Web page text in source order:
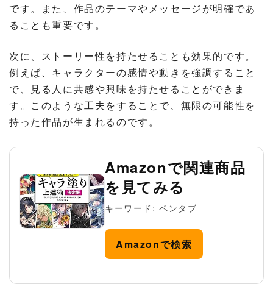
です。また、作品のテーマやメッセージが明確であ
ることも重要です。
次に、ストーリー性を持たせることも効果的です。
例えば、キャラクターの感情や動きを強調すること
で、見る人に共感や興味を持たせることができま
す。このような工夫をすることで、無限の可能性を
持った作品が生まれるのです。
Amazonで関連商品
を見てみる
キーワード: ペンタブ
Amazonで検索